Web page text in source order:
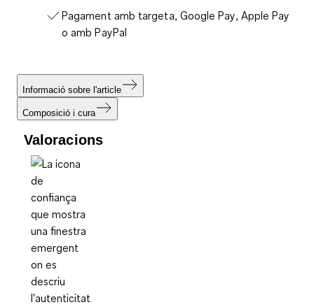
Pagament amb targeta, Google Pay, Apple Pay
o amb PayPal
Informació sobre l'article
Composició i cura
Valoracions